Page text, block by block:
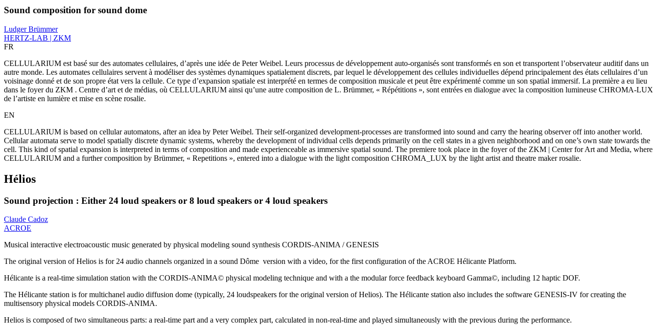
Sound composition for sound dome
Ludger Brümmer
HERTZ-LAB | ZKM
FR
CELLULARIUM est basé sur des automates cellulaires, d’après une idée de Peter Weibel. Leurs processus de développement auto-organisés sont transformés en son et transportent l’observateur auditif dans un
autre monde. Les automates cellulaires servent à modéliser des systèmes dynamiques spatialement discrets, par lequel le développement des cellules individuelles dépend principalement des états cellulaires d’un
voisinage donné et de son propre état vers la cellule. Ce type d’expansion spatiale est interprété en termes de composition musicale et peut être expérimenté comme un son spatial immersif. La première a eu lieu
dans le foyer du ZKM . Centre d’art et de médias, où CELLULARIUM ainsi qu’une autre composition de L. Brümmer, « Répétitions », sont entrées en dialogue avec la composition lumineuse CHROMA-LUX
de l’artiste en lumière et mise en scène rosalie.
EN
CELLULARIUM is based on cellular automatons, after an idea by Peter Weibel. Their self-organized development-processes are transformed into sound and carry the hearing observer off into another world.
Cellular automata serve to model spatially discrete dynamic systems, whereby the development of individual cells depends primarily on the cell states in a given neighborhood and on one’s own state towards the
cell. This kind of spatial expansion is interpreted in terms of composition and made experienceable as immersive spatial sound. The premiere took place in the foyer of the ZKM | Center for Art and Media, where
CELLULARIUM and a further composition by Brümmer, « Repetitions », entered into a dialogue with the light composition CHROMA_LUX by the light artist and theatre maker rosalie.
Hélios
Sound projection : Either 24 loud speakers or 8 loud speakers or 4 loud speakers
Claude Cadoz
ACROE
Musical interactive electroacoustic music generated by physical modeling sound synthesis CORDIS-ANIMA / GENESIS
The original version of Helios is for 24 audio channels organized in a sound Dôme version with a video, for the first configuration of the ACROE Hélicante Platform.
Hélicante is a real-time simulation station with the CORDIS-ANIMA© physical modeling technique and with a the modular force feedback keyboard Gamma©, including 12 haptic DOF.
The Hélicante station is for multichanel audio diffusion dome (typically, 24 loudspeakers for the original version of Helios). The Hélicante station also includes the software GENESIS-IV for creating the
multisensory physical models CORDIS-ANIMA.
Helios is composed of two simultaneous parts: a real-time part and a very complex part, calculated in non-real-time and played simultaneously with the previous during the performance.